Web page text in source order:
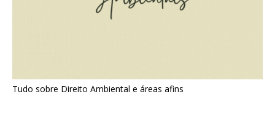
Tudo sobre Direito Ambiental e áreas afins